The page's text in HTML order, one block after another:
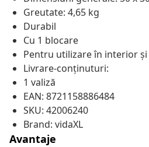
Greutate: 4,65 kg
Durabil
Cu 1 blocare
Pentru utilizare în interior
Livrare-conținuturi:
1 valiză
EAN: 8721158886484
SKU: 42006240
Brand: vidaXL
Avantaje